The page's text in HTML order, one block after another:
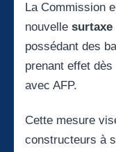
La Commission
nouvelle surtaxe
possédant des
prenant effet
avec AFP.
Cette mesure
constructeurs à